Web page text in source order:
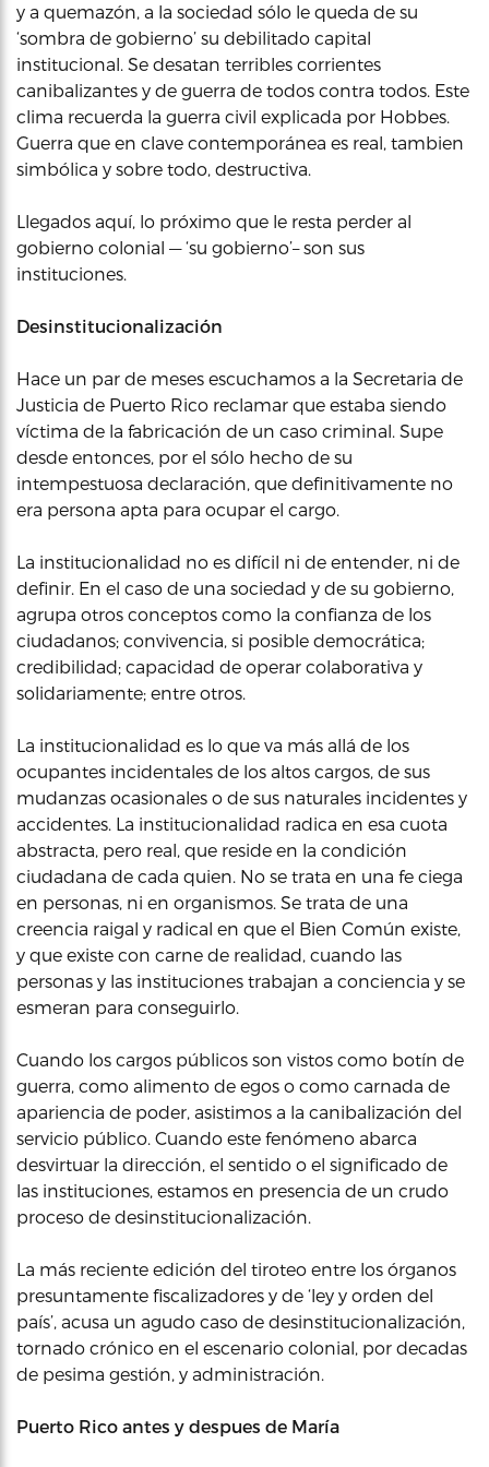
y a quemazón, a la sociedad sólo le queda de su
‘sombra de gobierno’ su debilitado capital
institucional. Se desatan terribles corrientes
canibalizantes y de guerra de todos contra todos. Este
clima recuerda la guerra civil explicada por Hobbes.
Guerra que en clave contemporánea es real, tambien
simbólica y sobre todo, destructiva.
Llegados aquí, lo próximo que le resta perder al
gobierno colonial — ‘su gobierno’– son sus
instituciones.
Desinstitucionalización
Hace un par de meses escuchamos a la Secretaria de
Justicia de Puerto Rico reclamar que estaba siendo
víctima de la fabricación de un caso criminal. Supe
desde entonces, por el sólo hecho de su
intempestuosa declaración, que definitivamente no
era persona apta para ocupar el cargo.
La institucionalidad no es difícil ni de entender, ni de
definir. En el caso de una sociedad y de su gobierno,
agrupa otros conceptos como la confianza de los
ciudadanos; convivencia, si posible democrática;
credibilidad; capacidad de operar colaborativa y
solidariamente; entre otros.
La institucionalidad es lo que va más allá de los
ocupantes incidentales de los altos cargos, de sus
mudanzas ocasionales o de sus naturales incidentes y
accidentes. La institucionalidad radica en esa cuota
abstracta, pero real, que reside en la condición
ciudadana de cada quien. No se trata en una fe ciega
en personas, ni en organismos. Se trata de una
creencia raigal y radical en que el Bien Común existe,
y que existe con carne de realidad, cuando las
personas y las instituciones trabajan a conciencia y se
esmeran para conseguirlo.
Cuando los cargos públicos son vistos como botín de
guerra, como alimento de egos o como carnada de
apariencia de poder, asistimos a la canibalización del
servicio público. Cuando este fenómeno abarca
desvirtuar la dirección, el sentido o el significado de
las instituciones, estamos en presencia de un crudo
proceso de desinstitucionalización.
La más reciente edición del tiroteo entre los órganos
presuntamente fiscalizadores y de ‘ley y orden del
país’, acusa un agudo caso de desinstitucionalización,
tornado crónico en el escenario colonial, por decadas
de pesima gestión, y administración.
Puerto Rico antes y despues de María